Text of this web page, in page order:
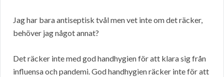
Jag har bara antiseptisk tvål men vet inte om det räcker,
behöver jag något annat?
Det räcker inte med god handhygien för att klara sig från
influensa och pandemi. God handhygien räcker inte för att